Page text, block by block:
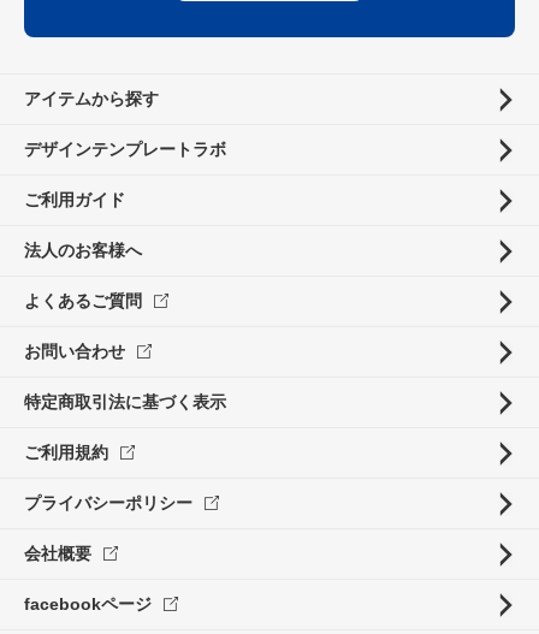
アイテムから探す
デザインテンプレートラボ
ご利用ガイド
法人のお客様へ
よくあるご質問
お問い合わせ
特定商取引法に基づく表示
ご利用規約
プライバシーポリシー
会社概要
facebookページ